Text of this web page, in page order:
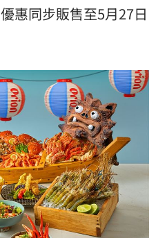
惠同步販售至5月27日